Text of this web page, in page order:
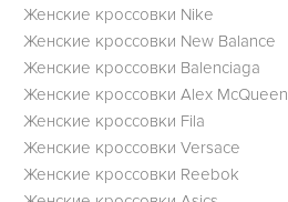
Женские кроссовки Nike
Женские кроссовки New Balance
Женские кроссовки Balenciaga
Женские кроссовки Alex McQueen
Женские кроссовки Fila
Женские кроссовки Versace
Женские кроссовки Reebok